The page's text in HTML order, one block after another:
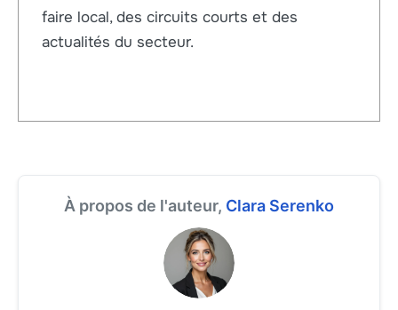
faire local, des circuits courts et des
actualités du secteur.
À propos de l'auteur, Clara Serenko